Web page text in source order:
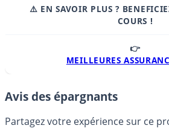
⚠️ EN SAVOIR PLUS ?
COURS !
👉
MEILLEURES
Avis des épargnants
Partagez votre expérience sur ce